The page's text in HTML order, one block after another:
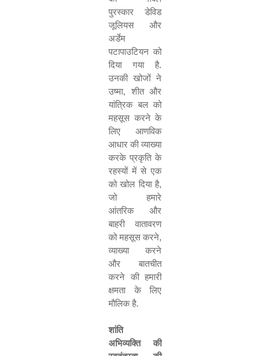
पुरस्कार डेविड
जूलियस और
अर्डेम
पटापाउटियन को
दिया गया है.
उनकी खोजों ने
उष्मा, शीत और
यांत्रिक बल को
महसूस करने के
लिए आणविक
आधार की व्याख्या
करके प्रकृति के
रहस्यों में से एक
को खोल दिया है,
जो हमारे
आंतरिक और
बाहरी वातावरण
को महसूस करने,
व्याख्या करने
और बातचीत
करने की हमारी
क्षमता के लिए
मौलिक है.
शांति
अभिव्यक्ति की